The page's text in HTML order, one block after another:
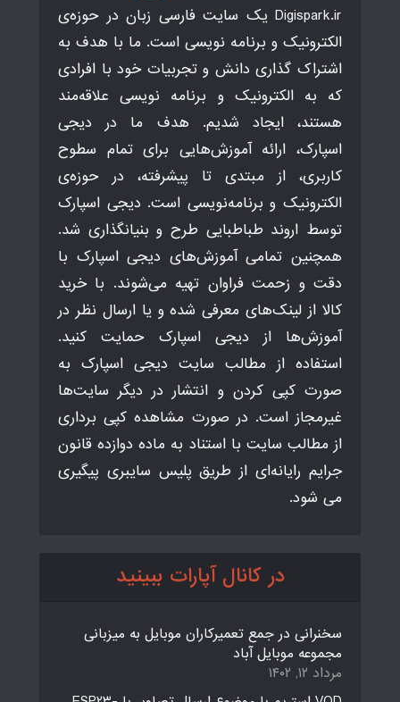
Digispark.ir یک سایت فارسی زبان در حوزه‌ی
الکترونیک و برنامه نویسی است. ما با هدف به
اشتراک گذاری دانش و تجربیات خود با افرادی
که به الکترونیک و برنامه نویسی علاقه‌مند
هستند، ایجاد شدیم. هدف ما در دیجی
اسپارک، ارائه آموزش‌هایی برای تمام سطوح
کاربری، از مبتدی تا پیشرفته، در حوزه‌ی
الکترونیک و برنامه‌نویسی است. دیجی اسپارک
توسط اروند طباطبایی طرح و بنیانگذاری شد.
همچنین تمامی آموزش‌های دیجی اسپارک با
دقت و زحمت فراوان تهیه می‌شوند. با خرید
کالا از لینک‌های معرفی شده و یا ارسال نظر در
آموزش‌ها از دیجی اسپارک حمایت کنید.
استفاده از مطالب سایت دیجی اسپارک به
صورت کپی کردن و انتشار در دیگر سایت‌ها
غیرمجاز است. در صورت مشاهده کپی برداری
از مطالب سایت با استناد به ماده دوازده قانون
جرایم رایانه‌ای از طریق پلیس سایبری پیگیری
می شود.
در کانال آپارات ببینید
سخنرانی در جمع تعمیرکاران موبایل به میزبانی
مجموعه موبایل آباد
مرداد ۱۲, ۱۴۰۲